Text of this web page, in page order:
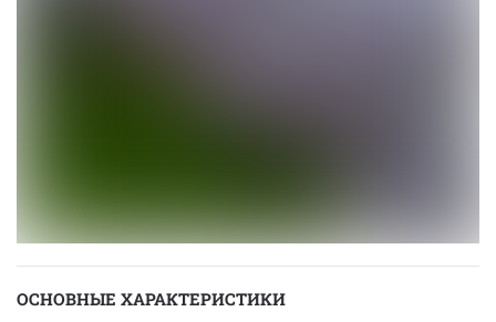
ОСНОВНЫЕ ХАРАКТЕРИСТИКИ